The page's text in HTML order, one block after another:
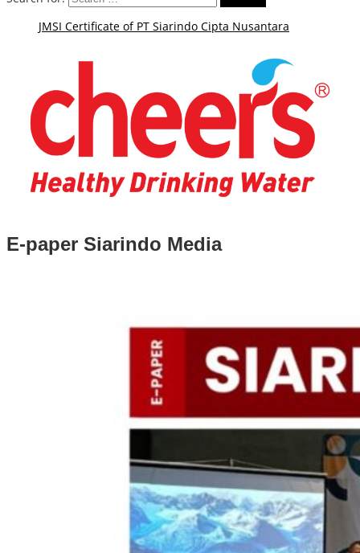
JMSI Certificate of PT Siarindo Cipta Nusantara
E-paper Siarindo Media